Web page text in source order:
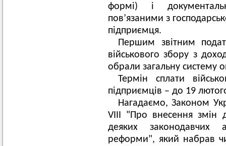
формі) і
пов’язаними з
підприємця.
Першим звітним
військового збору з
обрали загальну систему
Термін сплати
підприємців – до 19
Нагадаємо, Законом
VIII "Про внесення змін
деяких законодавчих
реформи", який набрав